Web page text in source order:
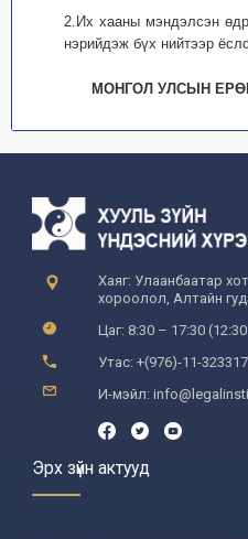
2.Их хааны мэндэлсэн
нэрийдэж бүх нийтээр
МОНГОЛ УЛСЫН
Хаяг: Улаанбаатар
хороолол, Алтайн
Цаг: 8:30 – 17:30
Утас: +(976)-11-323317
И-мэйл:
Эрх зүйн актууд